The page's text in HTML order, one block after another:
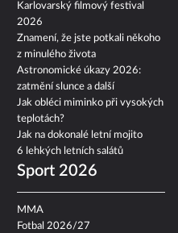
Karlovarský filmový festival
2026
Znamení, že jste potkali někoho
z minulého života
Astronomické úkazy 2026:
zatmění slunce a další
Jak obléci miminko při vysokých
teplotách?
Jak na dokonalé letní mojito
6 lehkých letních salátů
Sport 2026
MMA